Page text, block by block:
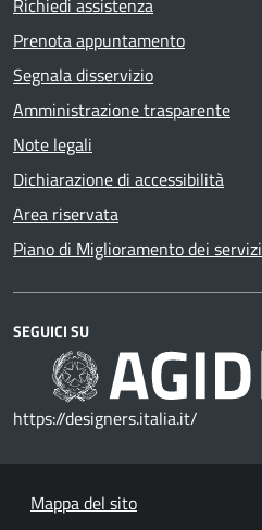
Prenota appuntamento
Segnala disservizio
Amministrazione trasparente
Note legali
Dichiarazione di accessibilità
Area riservata
Piano di Miglioramento dei servizi
SEGUICI SU
https://designers.italia.it/
Mappa del sito